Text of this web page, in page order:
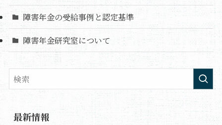
障害年金の受給事例と認定基準
障害年金研究室について
最新情報